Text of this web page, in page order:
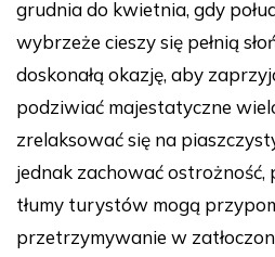
grudnia do kwietnia, gdy
wybrzeże cieszy się pełnią
doskonałą okazję, aby
podziwiać majestatyczne
zrelaksować się na
jednak zachować ostrożność,
tłumy turystów mogą
przetrzymywanie w